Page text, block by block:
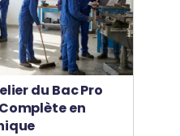
du Bac Pro
en